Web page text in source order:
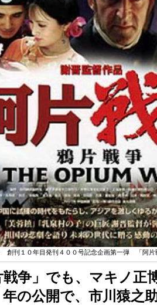
刊１０年目発刊４００号記念企画第一弾 「阿片
争」でも、マキノ正
年の公開で、市川猿之